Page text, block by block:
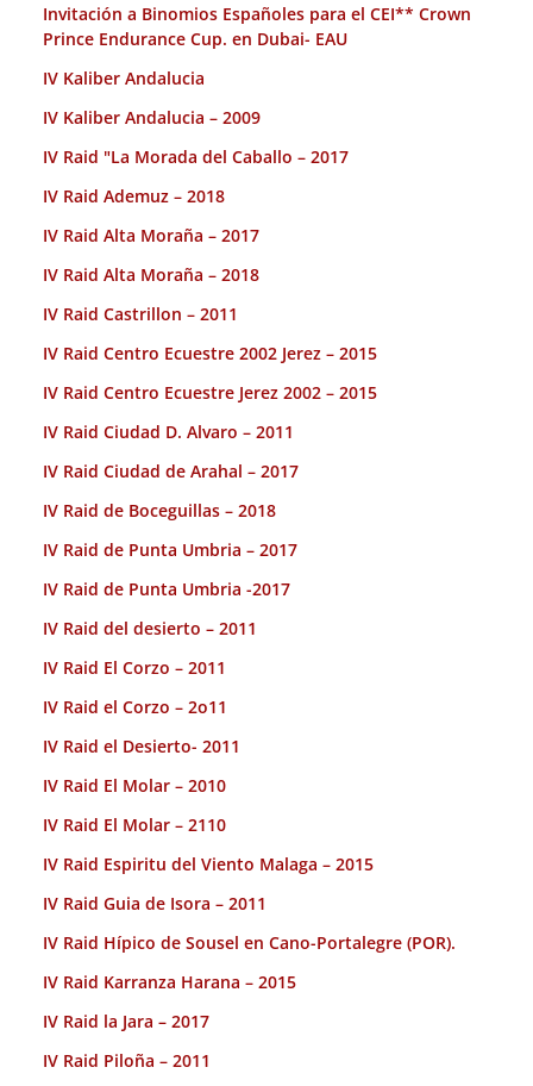
Invitación a Binomios Españoles para el CEI** Crown
Prince Endurance Cup. en Dubai- EAU
IV Kaliber Andalucia
IV Kaliber Andalucia – 2009
IV Raid "La Morada del Caballo – 2017
IV Raid Ademuz – 2018
IV Raid Alta Moraña – 2017
IV Raid Alta Moraña – 2018
IV Raid Castrillon – 2011
IV Raid Centro Ecuestre 2002 Jerez – 2015
IV Raid Centro Ecuestre Jerez 2002 – 2015
IV Raid Ciudad D. Alvaro – 2011
IV Raid Ciudad de Arahal – 2017
IV Raid de Boceguillas – 2018
IV Raid de Punta Umbria – 2017
IV Raid de Punta Umbria -2017
IV Raid del desierto – 2011
IV Raid El Corzo – 2011
IV Raid el Corzo – 2o11
IV Raid el Desierto- 2011
IV Raid El Molar – 2010
IV Raid El Molar – 2110
IV Raid Espiritu del Viento Malaga – 2015
IV Raid Guia de Isora – 2011
IV Raid Hípico de Sousel en Cano-Portalegre (POR).
IV Raid Karranza Harana – 2015
IV Raid la Jara – 2017
IV Raid Piloña – 2011